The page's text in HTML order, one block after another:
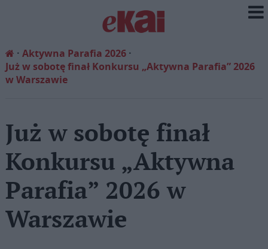
Aktywna Parafia 2026
Już w sobotę finał Konkursu „Aktywna Parafia” 2026
w Warszawie
Już w sobotę finał
Konkursu „Aktywna
Parafia” 2026 w
Warszawie